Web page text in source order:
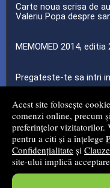
Acest site folosește
comenzi online, precum
preferințelor vizitatorilor.
pentru a citi și a înțelege
Confidențialitate și
site-ului implică
Carte noua scrisa de
Valeriu Popa despre
MEMOMED 2014,
Pregateste-te sa intri
...toate știrile
© 2008 -
Magazin